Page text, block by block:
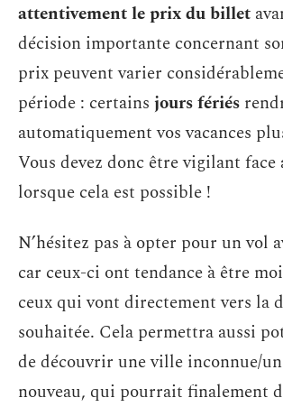
attentivement le prix du billet
décision importante concernant
prix peuvent varier
période : certains jours fériés
automatiquement vos vacances
Vous devez donc être vigilant
lorsque cela est possible !
N’hésitez pas à opter pour un vol
car ceux-ci ont tendance à être
ceux qui vont directement vers la
souhaitée. Cela permettra aussi
de découvrir une ville inconnue/
nouveau, qui pourrait finalement